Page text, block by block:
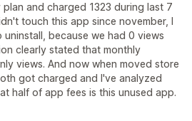
and charged 1323 during last 7
touch this app since november, I
because we had 0 views
clearly stated that monthly
views. And now when moved store
got charged and I've analyzed
half of app fees is this unused app.